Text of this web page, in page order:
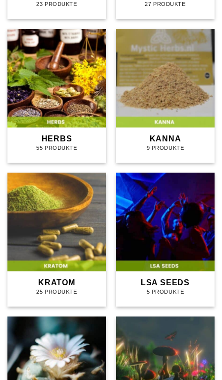
23 PRODUKTE 27 PRODUKTE
HERBS
55 PRODUKTE
KANNA
9 PRODUKTE
KRATOM
25 PRODUKTE
LSA SEEDS
5 PRODUKTE